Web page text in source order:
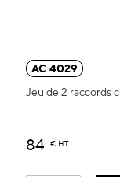
AC 4029
Jeu de 2 raccords
84 € HT